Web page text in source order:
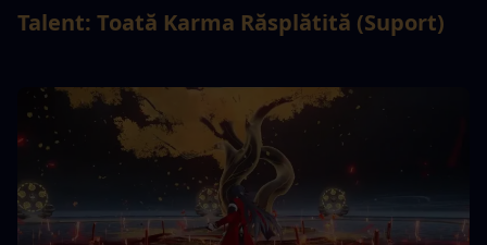
Talent: Toată Karma Răsplătită (Suport)